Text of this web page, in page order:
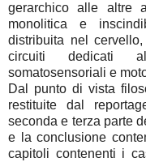
gerarchico alle altre
monolitica e
distribuita nel
circuiti dedicati
somatosensoriali e
Dal punto di vista
restituite dal
seconda e terza parte
e la conclusione
capitoli contenenti i